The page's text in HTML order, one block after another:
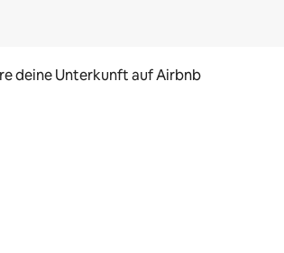
deine Unterkunft auf Airbnb